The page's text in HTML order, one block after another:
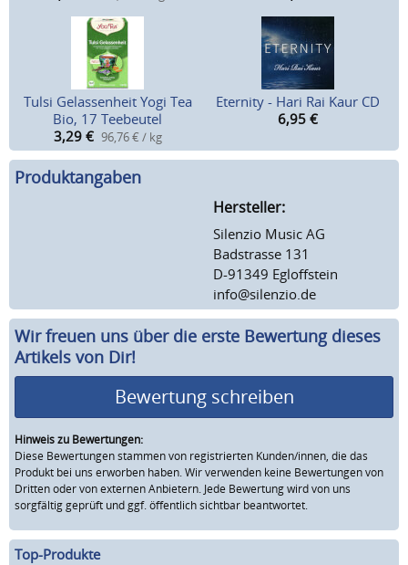
Tulsi Gelassenheit Yogi Tea
Bio, 17 Teebeutel
3,29 € 96,76 € / kg
Eternity - Hari Rai Kaur CD
6,95 €
Produktangaben
Hersteller:
Silenzio Music AG
Badstrasse 131
D-91349 Egloffstein
info@silenzio.de
Wir freuen uns über die erste Bewertung dieses
Artikels von Dir!
Bewertung schreiben
Hinweis zu Bewertungen:
Diese Bewertungen stammen von registrierten Kunden/innen, die das
Produkt bei uns erworben haben. Wir verwenden keine Bewertungen von
Dritten oder von externen Anbietern. Jede Bewertung wird von uns
sorgfältig geprüft und ggf. öffentlich sichtbar beantwortet.
Top-Produkte